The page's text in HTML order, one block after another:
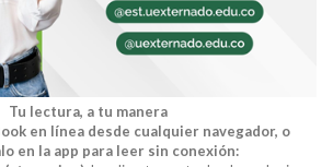
Tu lectura, a tu manera
en línea desde cualquier navegador, o
en la app para leer sin conexión: